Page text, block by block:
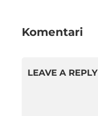
Komentari
LEAVE A REPLY